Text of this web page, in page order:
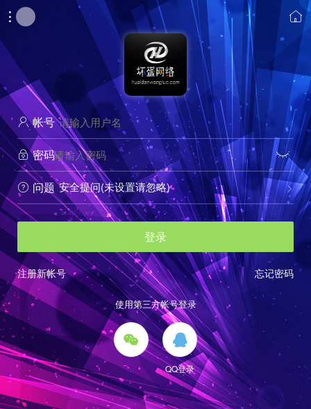
 
 帐号
 密码 
 问题 
安全提问(未设置请忽略)
登录
忘记密码
注册新帐号
使用第三方帐号登录
 
QQ登录